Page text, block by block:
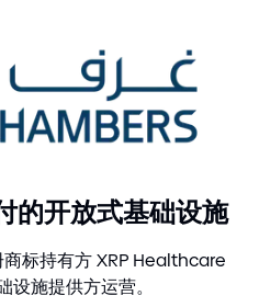
的开放式基础设施
标持有方 XRP Healthcare
设施提供方运营。